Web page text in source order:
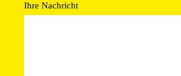
Ihre Nachricht